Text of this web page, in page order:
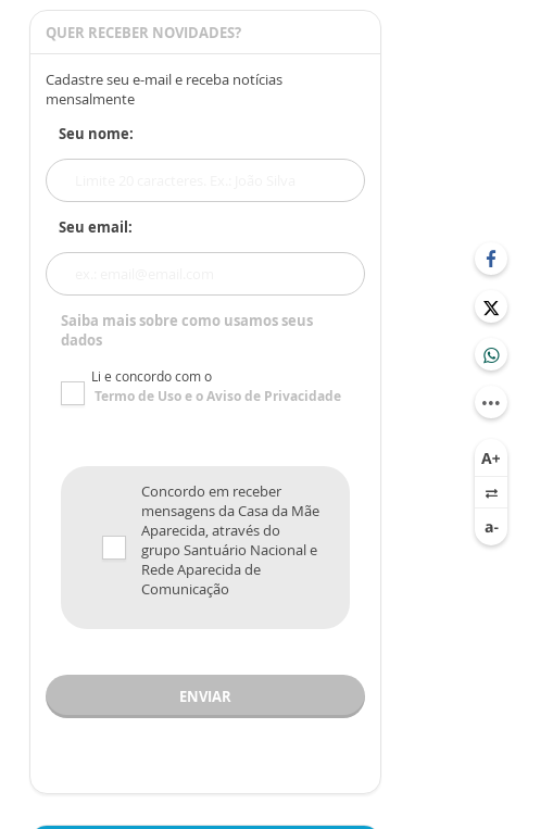
QUER RECEBER NOVIDADES?
Cadastre seu e-mail e receba notícias
mensalmente
Seu nome:
Seu email:
Saiba mais sobre como usamos seus
dados
Li e concordo com o
Termo de Usoe oAviso de Privacidade
Concordo em receber
mensagens da Casa da Mãe
Aparecida, através do
grupo Santuário Nacional e
Rede Aparecida de
Comunicação
ENVIAR